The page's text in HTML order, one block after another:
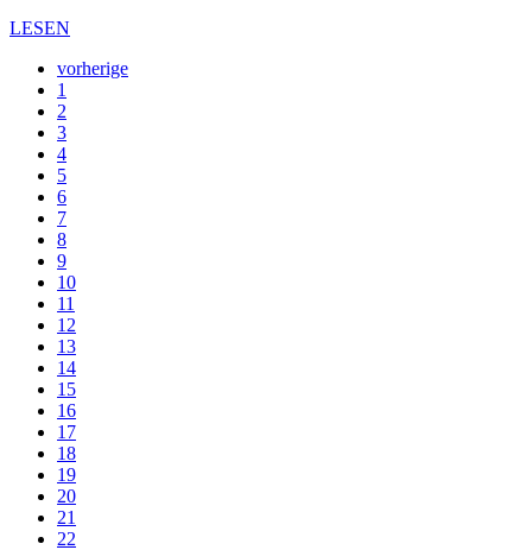
LESEN
vorherige
1
2
3
4
5
6
7
8
9
10
11
12
13
14
15
16
17
18
19
20
21
22